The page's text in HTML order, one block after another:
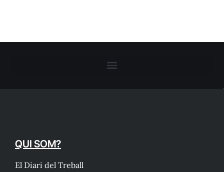
QUI SOM?
El Diari del Treball